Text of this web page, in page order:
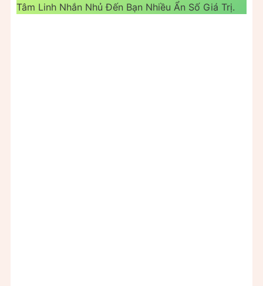
Tâm Linh Nhắn Nhủ Đến Bạn Nhiều Ẩn Số Giá Trị.